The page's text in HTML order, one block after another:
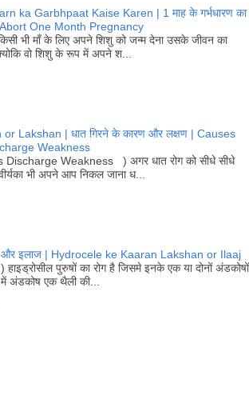
ka Garbhpaat Kaise Karen | 1 माह के गर्भधारण का
Abort One Month Pregnancy
भी माँ के लिए अपने शिशु को जन्म देना उसके जीवन का
वो शिशु के रूप में अपने श...
Lakshan | धात गिरने के कारण और लक्षण | Causes
Weakness
Discharge Weakness ) अगर धात रोग को सीधे सीधे
भी अपने आप निकल जाना ध...
और इलाज | Hydrocele ke Kaaran Lakshan or Ilaaj
पुरुषों का रोग है जिसमे इनके एक या दोनों अंडकोषों
में अंडकोष एक थैली की...